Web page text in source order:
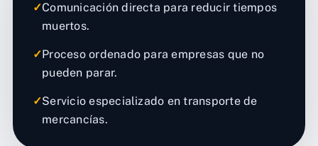
✓Comunicación directa para reducir tiempos
muertos.
✓Proceso ordenado para empresas que no
pueden parar.
✓Servicio especializado en transporte de
mercancías.